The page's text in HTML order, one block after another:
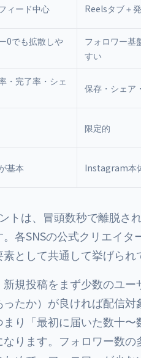
ィード中心 Reelsタブ＋
0でも拡散しや
フォロワー基
すい
・完了率・シェ
保存・シェア
限定的
基本 Instagram本
トは、冒頭数秒で離脱さ
各SNSの公式クリエイ
として共通して挙げられ
規投稿をまず少数のユ
たか）が良ければ配信
り「最初に届いた数十〜
ります。フォロワー数